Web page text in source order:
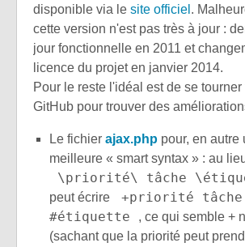
disponible via le site officiel .
cette version n'est pas très à jour :
jour fonctionnelle en 2011 et
licence du projet en janvier 2014.
Pour le reste l'idéal est de se
GitHub pour trouver des
Le fichier ajax.php pour, en autre
meilleure « smart syntax » : au
\priorité\ tâche
peut écrire
+priorité tâche
#étiquette
, ce qui semble +
(sachant que la priorité peut